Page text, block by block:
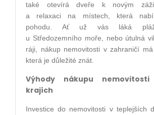
také otevírá dveře k novým
a relaxaci na místech, která
pohodu. Ať už vás láká
u Středozemního moře, nebo útulná
ráji, nákup nemovitosti v zahraničí má
která je důležité znát.
Výhody nákupu
krajích
Investice do nemovitosti v teplejších